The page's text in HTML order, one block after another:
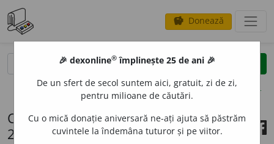
savings Donează
opțiuni
Cuvântul zilei, 9 februarie
2026
🎉 dexonline® împlinește 25 de ani 🎉
De un sfert de secol suntem aici, gratuit, zi de zi,
pentru milioane de căutări.
Cu o mică donație aniversară ne-ați ajuta să păstrăm
cuvintele la îndemâna tuturor și pe viitor.